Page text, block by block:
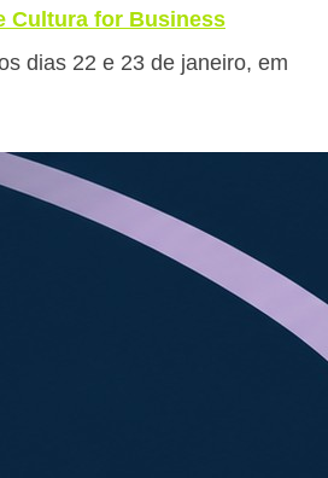
Cultura for Business
dias 22 e 23 de janeiro, em